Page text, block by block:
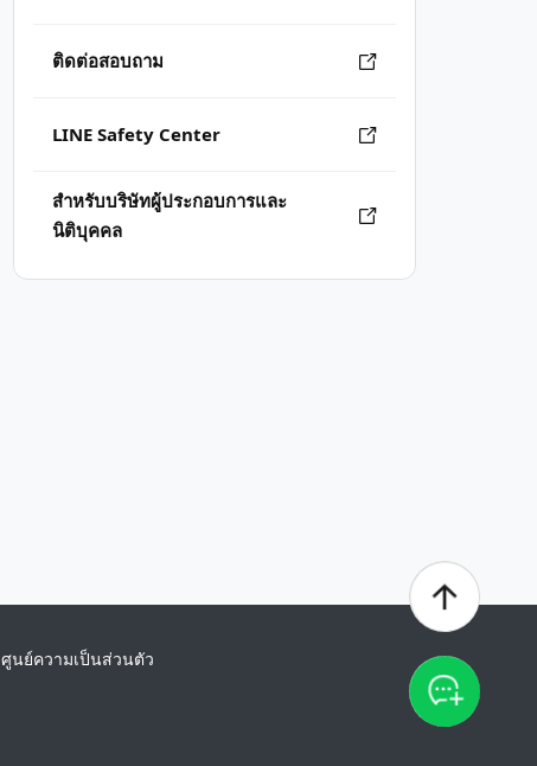
ติดต่อสอบถาม
LINE Safety Center
สำหรับบริษัทผู้ประกอบการและ
นิติบุคคล
ศูนย์ความเป็นส่วนตัว